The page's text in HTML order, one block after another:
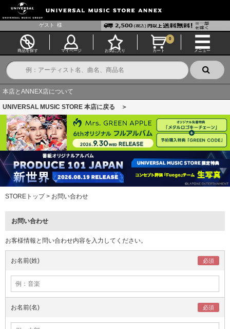
ゲスト 様
商品を探す マイページ お気に入り カート
0
メニュー
本店とANNEX店について
UNIVERSAL MUSIC STORE 本店に戻る ＞
STOREトップ> お問い合わせ
お問い合わせ
お客様情報と問い合わせ内容を入力してください。
お名前(姓)
お名前(名)